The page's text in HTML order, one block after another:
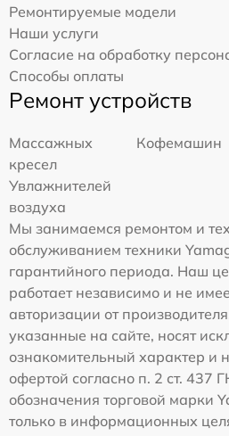
Ремонтируемые модели
Наши услуги
Согласие на обработку
Способы оплаты
Ремонт устройств
Массажных
кресел
Кофемашин
Увлажнителей
воздуха
Мы занимаемся ремонтом и
обслуживанием техники
гарантийного периода. Наш
работает независимо и не
авторизации от
указанные на сайте, носят
ознакомительный характер и
офертой согласно п. 2 ст. 437
обозначения торговой марки
только в информационных